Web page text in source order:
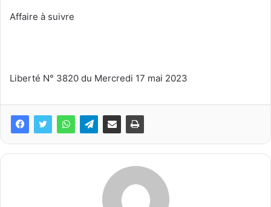
Affaire à suivre
Liberté N° 3820 du Mercredi 17 mai 2023